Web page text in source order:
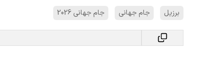
برزیل جام جهانی جام جهانی 2026